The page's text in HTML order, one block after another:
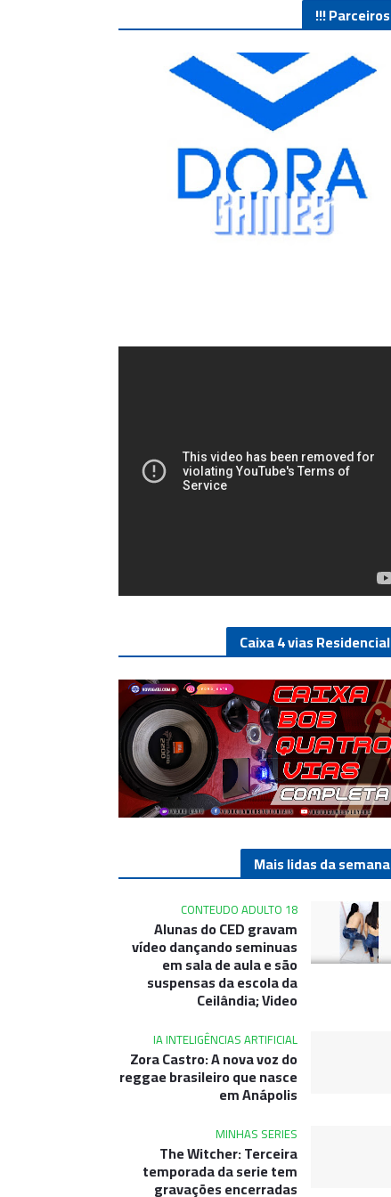
Parceiros !!!
Caixa 4 vias Residencial
Mais lidas da semana
CONTEUDO ADULTO 18
Alunas do CED gravam
vídeo dançando seminuas
em sala de aula e são
suspensas da escola da
Ceilândia; Video
IA INTELIGÊNCIAS ARTIFICIAL
Zora Castro: A nova voz do
reggae brasileiro que nasce
em Anápolis
MINHAS SERIES
The Witcher: Terceira
temporada da serie tem
gravações encerradas